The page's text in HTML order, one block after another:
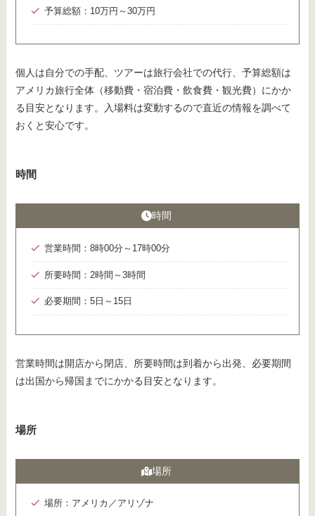
予算総額：10万円～30万円
個人は自分での手配、ツアーは旅行会社での代行、予算総額は
アメリカ旅行全体（移動費・宿泊費・飲食費・観光費）にかか
る目安となります。入場料は変動するので直近の情報を調べて
おくと安心です。
時間
時間
営業時間：8時00分～17時00分
所要時間：2時間～3時間
必要期間：5日～15日
営業時間は開店から閉店、所要時間は到着から出発、必要期間
は出国から帰国までにかかる目安となります。
場所
場所
場所：アメリカ／アリゾナ